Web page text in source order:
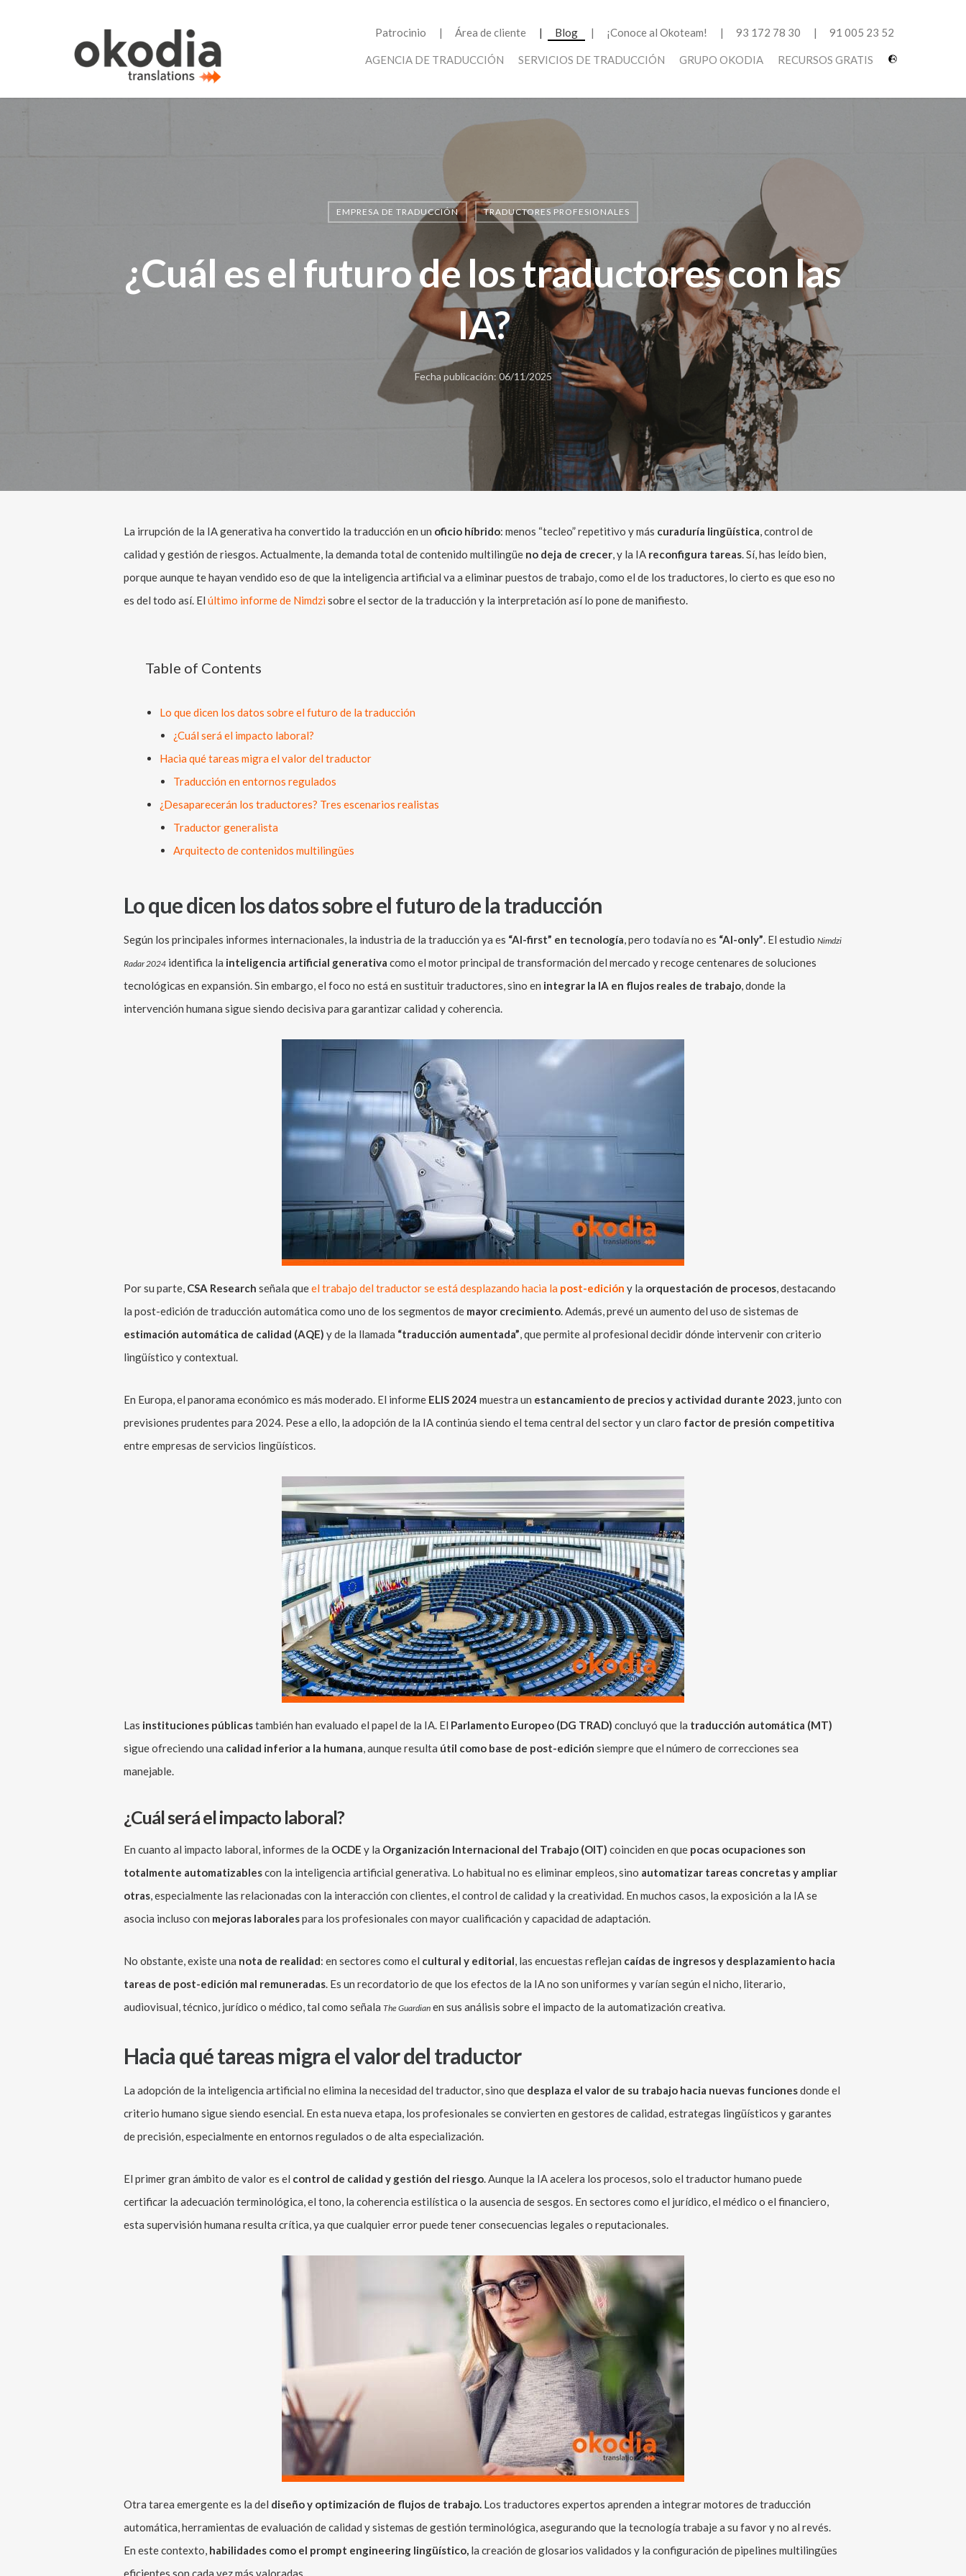
Patrocinio Área de cliente Blog ¡Conoce al Okoteam! 93 172 78 30 91 005 23 52
AGENCIA DE TRADUCCIÓN SERVICIOS DE TRADUCCIÓN GRUPO OKODIA RECURSOS GRATIS
EMPRESA DE TRADUCCIÓN TRADUCTORES PROFESIONALES
¿Cuál es el futuro de los traductores con las
IA?
Fecha publicación: 06/11/2025
La irrupción de la IA generativa ha convertido la traducción en un oficio híbrido: menos “tecleo” repetitivo y más curaduría lingüística, control de
calidad y gestión de riesgos. Actualmente, la demanda total de contenido multilingüe no deja de crecer, y la IA reconfigura tareas. Sí, has leído bien,
porque aunque te hayan vendido eso de que la inteligencia artificial va a eliminar puestos de trabajo, como el de los traductores, lo cierto es que eso no
es del todo así. El último informe de Nimdzisobre el sector de la traducción y la interpretación así lo pone de manifiesto.
Table of Contents
Lo que dicen los datos sobre el futuro de la traducción
¿Cuál será el impacto laboral?
Hacia qué tareas migra el valor del traductor
Traducción en entornos regulados
¿Desaparecerán los traductores? Tres escenarios realistas
Traductor generalista
Arquitecto de contenidos multilingües
Lo que dicen los datos sobre el futuro de la traducción
Según los principales informes internacionales, la industria de la traducción ya es “AI-first” en tecnología, pero todavía no es “AI-only”. El estudio Nimdzi
Radar 2024 identifica la inteligencia artificial generativa como el motor principal de transformación del mercado y recoge centenares de soluciones
tecnológicas en expansión. Sin embargo, el foco no está en sustituir traductores, sino en integrar la IA en flujos reales de trabajo, donde la
intervención humana sigue siendo decisiva para garantizar calidad y coherencia.
Por su parte, CSA Research señala queel trabajo del traductor se está desplazando hacia la post-edición y la orquestación de procesos, destacando
la post-edición de traducción automática como uno de los segmentos de mayor crecimiento. Además, prevé un aumento del uso de sistemas de
estimación automática de calidad (AQE) y de la llamada “traducción aumentada”, que permite al profesional decidir dónde intervenir con criterio
lingüístico y contextual.
En Europa, el panorama económico es más moderado. El informe ELIS 2024 muestra un estancamiento de precios y actividad durante 2023, junto con
previsiones prudentes para 2024. Pese a ello, la adopción de la IA continúa siendo el tema central del sector y un claro factor de presión competitiva
entre empresas de servicios lingüísticos.
Las instituciones públicastambién han evaluado el papel de la IA. El Parlamento Europeo (DG TRAD) concluyó que la traducción automática (MT)
sigue ofreciendo una calidad inferior a la humana, aunque resulta útil como base de post-edición siempre que el número de correcciones sea
manejable.
¿Cuál será el impacto laboral?
En cuanto al impacto laboral, informes de la OCDE y la Organización Internacional del Trabajo (OIT) coinciden en que pocas ocupaciones son
totalmente automatizablescon la inteligencia artificial generativa. Lo habitual no es eliminar empleos, sino automatizar tareas concretas y ampliar
otras, especialmente las relacionadas con la interacción con clientes, el control de calidad y la creatividad. En muchos casos, la exposición a la IA se
asocia incluso con mejoras laboralespara los profesionales con mayor cualificación y capacidad de adaptación.
No obstante, existe una nota de realidad: en sectores como el cultural y editorial, las encuestas reflejan caídas de ingresos y desplazamiento hacia
tareas de post-edición mal remuneradas. Es un recordatorio de que los efectos de la IA no son uniformes y varían según el nicho, literario,
audiovisual, técnico, jurídico o médico, tal como señala The Guardian en sus análisis sobre el impacto de la automatización creativa.
Hacia qué tareas migra el valor del traductor
La adopción de la inteligencia artificial no elimina la necesidad del traductor, sino que desplaza el valor de su trabajo hacia nuevas funcionesdonde el
criterio humano sigue siendo esencial. En esta nueva etapa, los profesionales se convierten en gestores de calidad, estrategas lingüísticos y garantes
de precisión, especialmente en entornos regulados o de alta especialización.
El primer gran ámbito de valor es el control de calidad y gestión del riesgo. Aunque la IA acelera los procesos, solo el traductor humano puede
certificar la adecuación terminológica, el tono, la coherencia estilística o la ausencia de sesgos. En sectores como el jurídico, el médico o el financiero,
esta supervisión humana resulta crítica, ya que cualquier error puede tener consecuencias legales o reputacionales.
Otra tarea emergente es la del diseño y optimización de flujos de trabajo. Los traductores expertos aprenden a integrar motores de traducción
automática, herramientas de evaluación de calidad y sistemas de gestión terminológica, asegurando que la tecnología trabaje a su favor y no al revés.
En este contexto, habilidades como el prompt engineering lingüístico, la creación de glosarios validados y la configuración de pipelines multilingües
eficientes son cada vez más valoradas.